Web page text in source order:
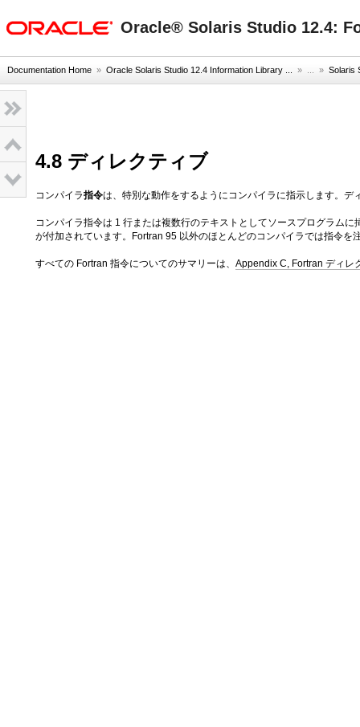
Oracle® Solaris Studio 12.4:
Documentation Home » Oracle Solaris Studio 12.4 Information Library ... » ... » Solaris
4.8 ディレクティブ
コンパイラ指令は、特別な動作をするようにコンパイラに指示します。デ
コンパイラ指令は 1 行または複数行のテキストとしてソースプログラム
が付加されています。Fortran 95 以外のほとんどのコンパイラでは指令
すべての Fortran 指令についてのサマリーは、 Appendix C, Fortran ディレ